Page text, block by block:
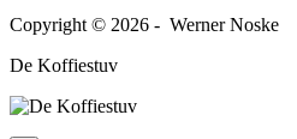
Copyright © 2026 - Werner Noske
De Koffiestuv